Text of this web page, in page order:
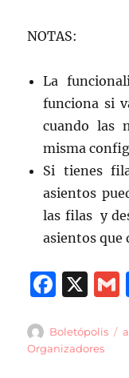
NOTAS:
La
funciona si
cuando las
misma
Si tienes
asientos
las filas y
asientos que
F
c
e
X
Autor
Boletópolis
Organizadores